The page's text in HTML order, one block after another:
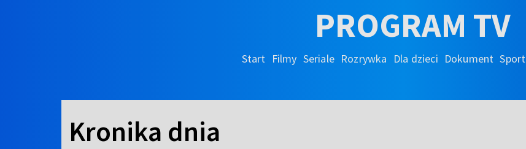
PROGRAM TV
Start Filmy Seriale Rozrywka Dla dzieci Dokument Sport
Kronika dnia